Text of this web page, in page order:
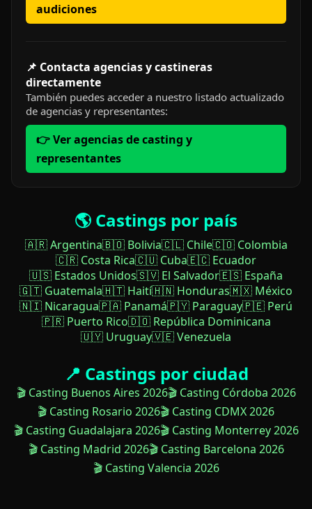
audiciones
📌 Contacta agencias y castineras
directamente
También puedes acceder a nuestro listado actualizado
de agencias y representantes:
👉 Ver agencias de casting y
representantes
🌎 Castings por país
🇦🇷 Argentina🇧🇴 Bolivia🇨🇱 Chile🇨🇴 Colombia
🇨🇷 Costa Rica🇨🇺 Cuba🇪🇨 Ecuador
🇺🇸 Estados Unidos🇸🇻 El Salvador🇪🇸 España
🇬🇹 Guatemala🇭🇹 Haití🇭🇳 Honduras🇲🇽 México
🇳🇮 Nicaragua🇵🇦 Panamá🇵🇾 Paraguay🇵🇪 Perú
🇵🇷 Puerto Rico🇩🇴 República Dominicana
🇺🇾 Uruguay🇻🇪 Venezuela
📍 Castings por ciudad
🎬 Casting Buenos Aires 2026🎬 Casting Córdoba 2026
🎬 Casting Rosario 2026🎬 Casting CDMX 2026
🎬 Casting Guadalajara 2026🎬 Casting Monterrey 2026
🎬 Casting Madrid 2026🎬 Casting Barcelona 2026
🎬 Casting Valencia 2026